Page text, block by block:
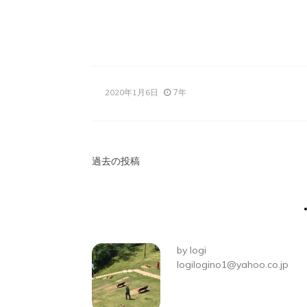
2020年1月6日 7年
投
ビ
ゲ
ー
過去の投稿
by logi
logilogino1@yahoo.co.jp